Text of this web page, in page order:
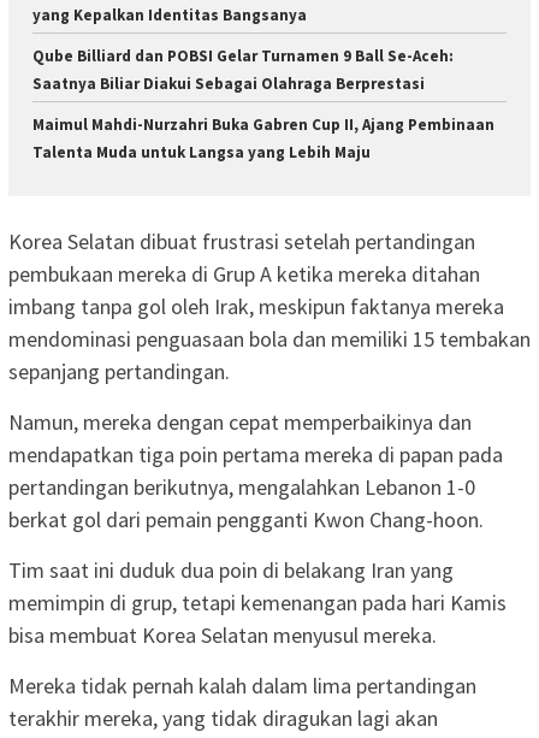
yang Kepalkan Identitas Bangsanya
Qube Billiard dan POBSI Gelar Turnamen 9 Ball Se-Aceh:
Saatnya Biliar Diakui Sebagai Olahraga Berprestasi
Maimul Mahdi-Nurzahri Buka Gabren Cup II, Ajang Pembinaan
Talenta Muda untuk Langsa yang Lebih Maju
Korea Selatan dibuat frustrasi setelah pertandingan
pembukaan mereka di Grup A ketika mereka ditahan
imbang tanpa gol oleh Irak, meskipun faktanya mereka
mendominasi penguasaan bola dan memiliki 15 tembakan
sepanjang pertandingan.
Namun, mereka dengan cepat memperbaikinya dan
mendapatkan tiga poin pertama mereka di papan pada
pertandingan berikutnya, mengalahkan Lebanon 1-0
berkat gol dari pemain pengganti Kwon Chang-hoon.
Tim saat ini duduk dua poin di belakang Iran yang
memimpin di grup, tetapi kemenangan pada hari Kamis
bisa membuat Korea Selatan menyusul mereka.
Mereka tidak pernah kalah dalam lima pertandingan
terakhir mereka, yang tidak diragukan lagi akan